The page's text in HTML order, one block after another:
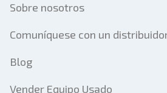
Sobre nosotros
Comuníquese con un
Blog
Vender Equipo Usado